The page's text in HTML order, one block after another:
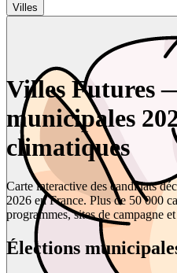
Villes
Villes Futures
municipales
climatiques
Carte interactive des candidats
2026 en France. Plus de 50 000
programmes, sites de campagne
Élections